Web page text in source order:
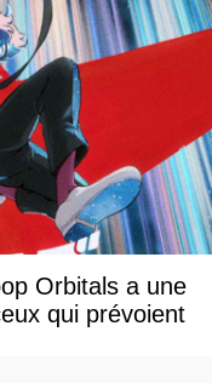
Orbitals a une
qui prévoient